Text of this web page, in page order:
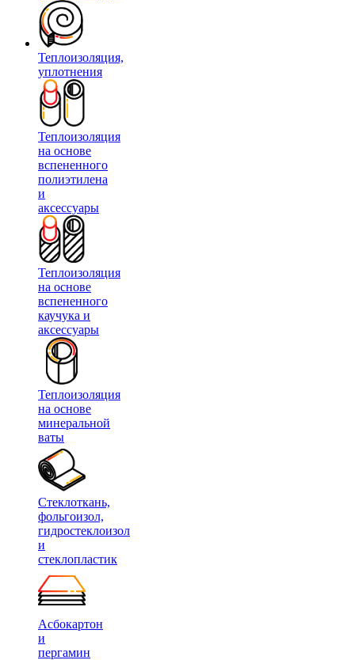
Теплоизоляция,
уплотнения
Теплоизоляция
на основе
вспененного
полиэтилена
и
аксессуары
Теплоизоляция
на основе
вспененного
каучука и
аксессуары
Теплоизоляция
на основе
минеральной
ваты
Стеклоткань,
фольгоизол,
гидростеклоизол
и
стеклопластик
Асбокартон
и
пергамин